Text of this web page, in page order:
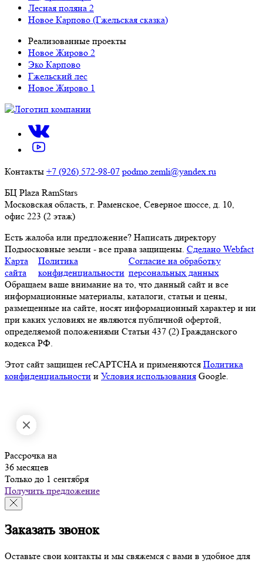
Лесная поляна 2
Новое Карпово (Гжельская сказка)
Реализованные проекты
Новое Жирово 2
Эко Карпово
Гжельский лес
Новое Жирово 1
Контакты +7 (926) 572-98-07 podmo.zemli@yandex.ru
БЦ Plaza RamStars
Московская область, г. Раменское, Северное шоссе, д. 10,
офис 223 (2 этаж)
Есть жалоба или предложение? Написать директору
Подмосковные земли - все права защищены. Сделано Webfact
Карта
сайта
Политика
конфиденциальности
Согласие на обработку
персональных данных
Обращаем ваше внимание на то, что данный сайт и все
информационные материалы, каталоги, статьи и цены,
размещенные на сайте, носят информационный характер и ни
при каких условиях не являются публичной офертой,
определяемой положениями Статьи 437 (2) Гражданского
кодекса РФ.
Этот сайт защищен reCAPTCHA и применяются Политика
конфиденциальности и Условия использования Google.
Рассрочка на
36 месяцев
Только до 1 сентября
Получить предложение
Заказать звонок
Оставьте свои контакты и мы свяжемся с вами в удобное для